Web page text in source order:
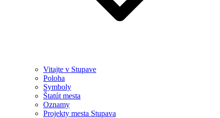
Vitajte v Stupave
Poloha
Symboly
Štatút mesta
Oznamy
Projekty mesta Stupava